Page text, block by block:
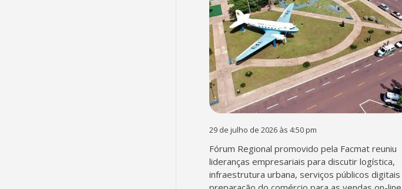
29 de julho de 2026 às 4:50 pm
Fórum Regional promovido pela Facmat reuniu
lideranças empresariais para discutir logística,
infraestrutura urbana, serviços públicos digitais